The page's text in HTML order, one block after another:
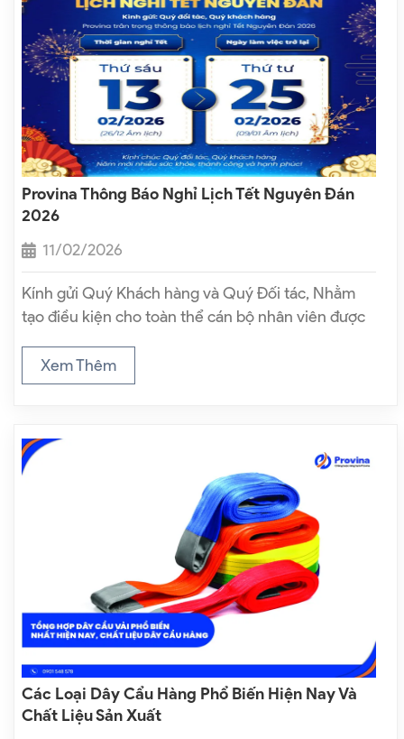
Provina Thông Báo Nghỉ Lịch Tết Nguyên Đán
2026
11/02/2026
Kính gửi Quý Khách hàng và Quý Đối tác, Nhằm
tạo điều kiện cho toàn thể cán bộ nhân viên được
cổ truyền của dân tộc, Công ty Provina…
Xem Thêm
Các Loại Dây Cẩu Hàng Phổ Biến Hiện Nay Và
Chất Liệu Sản Xuất